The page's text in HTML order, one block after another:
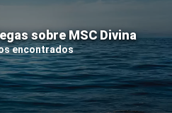
sobre MSC Divina
encontrados
Compañías